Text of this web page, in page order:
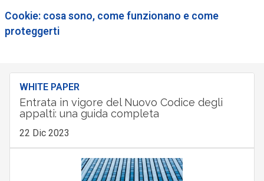
Cookie: cosa sono, come funzionano e come
proteggerti
WHITE PAPER
Entrata in vigore del Nuovo Codice degli
appalti: una guida completa
22 Dic 2023